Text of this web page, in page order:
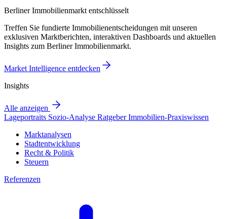
Berliner Immobilienmarkt entschlüsselt
Treffen Sie fundierte Immobilienentscheidungen mit unseren
exklusiven Marktberichten, interaktiven Dashboards und aktuellen
Insights zum Berliner Immobilienmarkt.
Market Intelligence entdecken
Insights
Alle anzeigen
Lageportraits Sozio-Analyse RatgeberImmobilien-Praxiswissen
Marktanalysen
Stadtentwicklung
Recht & Politik
Steuern
Referenzen